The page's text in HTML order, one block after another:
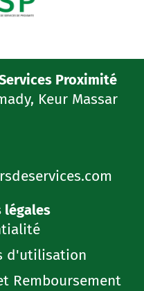
Proximité
Keur Massar
légales
d'utilisation
Remboursement